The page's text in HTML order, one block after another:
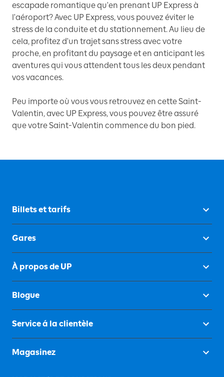
escapade romantique qu'en prenant UP Express à
l'aéroport? Avec UP Express, vous pouvez éviter le
stress de la conduite et du stationnement. Au lieu de
cela, profitez d'un trajet sans stress avec votre
proche, en profitant du paysage et en anticipant les
aventures qui vous attendent tous les deux pendant
vos vacances.
Peu importe où vous vous retrouvez en cette Saint-
Valentin, avec UP Express, vous pouvez être assuré
que votre Saint-Valentin commence du bon pied.
Billets et tarifs
Gares
À propos de UP
Blogue
Service á la clientèle
Magasinez